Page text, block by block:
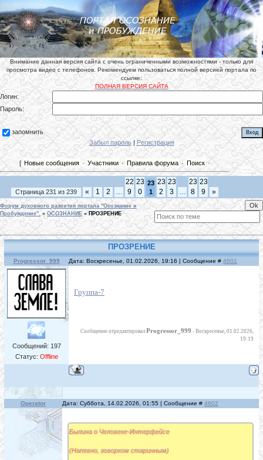
Внимание данная версия сайта с очень ограниченными возможностями - только для
просмотра видео с телефонов. Рекомендуем пользоваться полной версией портала по
ссылке:
ПОЛНАЯ ВЕРСИЯ САЙТА
Логин:
Пароль:
запомнить
Забыл пароль| Регистрация
[ Новые сообщения · Участники · Правила форума · Поиск·
Страница 231 из 239 « 1 2 …
22
9
23
0
23
1
23
2
23
3
…
23
8
23
9
»
Форум духовного развития портала "Осознание и
Пробуждение". » ОСОЗНАНИЕ » ПРОЗРЕНИЕ
ПРОЗРЕНИЕ
Progressor_999 Дата: Воскресенье, 01.02.2026, 19:16 | Сообщение # 4601
Сообщений: 197
Статус: Offline
Группа-7
Сообщение отредактировал Progressor_999 - Воскресенье, 01.02.2026,
19:19
Operator Дата: Суббота, 14.02.2026, 01:55 | Сообщение # 4602
Былина о Человеке-Интерфейсе
(Напевно, говорком старинным)